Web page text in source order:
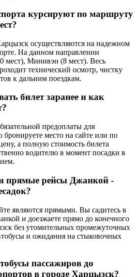
курсируют по маршруту
осуществляются на надежном
На данном направлении
мест), Минивэн (8 мест). Весь
технический осмотр, чистку
к дальним поездкам.
билет заранее и как
предоплаты для
место на сайте или по
а полную стоимость билета
водителю в момент посадки в
прямые рейсы Джанкой -
являются прямыми. Вы садитесь в
и доезжаете прямо до конечного
без утомительных промежуточных
и ожидания на стыковочных
пассажиров до
в городе Харцызск?